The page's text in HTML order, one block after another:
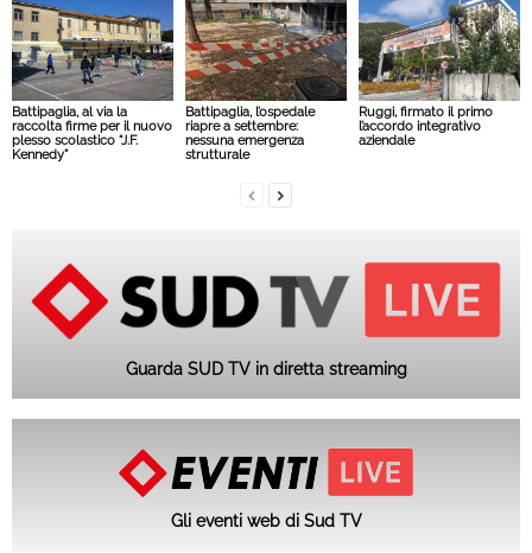
Battipaglia, al via la
raccolta firme per il nuovo
plesso scolastico “J.F.
Kennedy”
Battipaglia, l’ospedale
riapre a settembre:
nessuna emergenza
strutturale
Ruggi, firmato il primo
l’accordo integrativo
aziendale
Guarda SUD TV in diretta streaming
Gli eventi web di Sud TV